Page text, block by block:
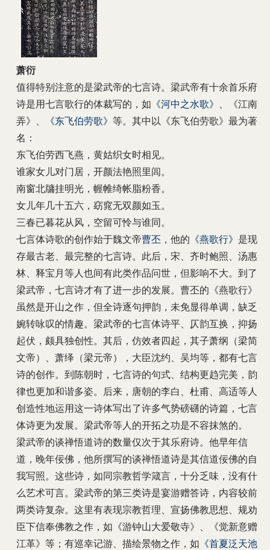
萧衍
值得特别注意的是梁武帝的七言诗。梁武帝有十余首乐府
诗是用七言歌行的体裁写的，如 《河中之水歌》
、《江南
弄》、
《东飞伯劳歌》 等。其中以《东飞伯劳歌》最为著
名：
东飞伯劳西飞燕，黄姑织女时相见。
谁家女儿对门居，开颜法艳照里闾。
南窗北牗挂明光，幄帷绮帐脂粉香。
女儿年几十五六，窈窕无双颜如玉。
三春已暮花从风，空留可怜与谁同。
七言体诗歌的创作始于魏文帝曹丕 ，他的 《燕歌行》 是现
存最古老、最完整的七言诗。此后，宋、齐时鲍照、汤惠
林、释宝月等人也间有此类作品问世，但影响不大。到了
梁武帝，七言诗才有了进一步的发展。曹丕的《燕歌行》
虽然是开山之作，但全诗逐句押韵，未免显得单调，缺乏
婉转咏叹的情趣。梁武帝的七言体诗平、仄韵互换，抑扬
起伏，颇具独创性。其后，仿效者四起，其子萧纲（梁简
文帝）、萧绎（梁元帝），大臣沈约、吴均等，都有七言
诗的创作。到陈朝时，七言诗的句式、结构更趋完美，韵
律也更加和谐多姿。后来，唐朝的李白、杜甫、高适等人
创造性地运用这一诗体写出了许多气势磅礴的诗篇，七言
体诗更为发展。梁武帝等人的开拓之功是不容抹煞的。
梁武帝的谈禅悟道诗的数量仅次于其乐府诗。他早年信
道，晚年佞佛，他所撰写的谈禅悟道诗是其信道佞佛的自
我写照。这些诗，如同宗教哲学箴言，十分乏味，没有什
么艺术可言。梁武帝的第三类诗是宴游赠答诗，内容较前
两类诗复杂。这里有表现宗教哲理、宣扬佛教思想、规劝
臣下信奉佛教之作，如《游钟山大爱敬寺》、《觉新意赠
江革》等；有巡幸记游、描绘景物之作，如 《首夏泛天池